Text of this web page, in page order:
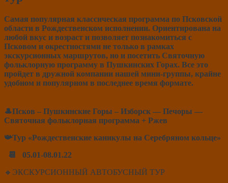
Самая популярная классическая программа по Псковской
области в Рождественском исполнении. Ориентирована на
любой вкус и возраст и позволяет познакомиться с
Псковом и окрестностями не только в рамках
экскурсионных маршрутов, но и посетить Святочную
фольклорную программу в Пушкинских Горах. Все это
пройдет в дружной компании нашей мини-группы, крайне
удобном и популярном в последнее время формате.
🎩Псков – Пушкинские Горы – Изборск — Печоры —
Святочная фольклорная программа + Ржев
📯Тур «Рождественские каникулы на Серебряном кольце»
📆 05.01-08.01.22
🔸ЭКСКУРСИОННЫЙ АВТОБУСНЫЙ ТУР